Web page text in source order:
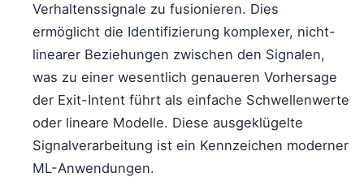
Verhaltenssignale zu fusionieren. Dies
ermöglicht die Identifizierung komplexer, nicht-
linearer Beziehungen zwischen den Signalen,
was zu einer wesentlich genaueren Vorhersage
der Exit-Intent führt als einfache Schwellenwerte
oder lineare Modelle. Diese ausgeklügelte
Signalverarbeitung ist ein Kennzeichen moderner
ML-Anwendungen.